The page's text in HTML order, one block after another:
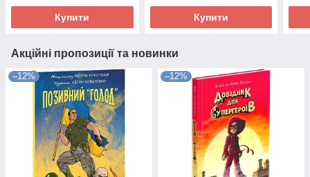
Купити Купити
Акційні пропозиції та новинки
–12% –12%